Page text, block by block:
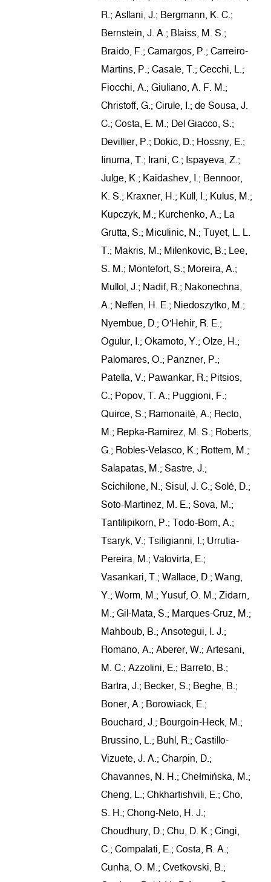
R.; Asllani, J.; Bergmann, K. C.;
Bernstein, J. A.; Blaiss, M. S.;
Braido, F.; Camargos, P.; Carreiro-
Martins, P.; Casale, T.; Cecchi, L.;
Fiocchi, A.; Giuliano, A. F. M.;
Christoff, G.; Cirule, I.; de Sousa, J.
C.; Costa, E. M.; Del Giacco, S.;
Devillier, P.; Dokic, D.; Hossny, E.;
Iinuma, T.; Irani, C.; Ispayeva, Z.;
Julge, K.; Kaidashev, I.; Bennoor,
K. S.; Kraxner, H.; Kull, I.; Kulus, M.;
Kupczyk, M.; Kurchenko, A.; La
Grutta, S.; Miculinic, N.; Tuyet, L. L.
T.; Makris, M.; Milenkovic, B.; Lee,
S. M.; Montefort, S.; Moreira, A.;
Mullol, J.; Nadif, R.; Nakonechna,
A.; Neffen, H. E.; Niedoszytko, M.;
Nyembue, D.; O'Hehir, R. E.;
Ogulur, I.; Okamoto, Y.; Olze, H.;
Palomares, O.; Panzner, P.;
Patella, V.; Pawankar, R.; Pitsios,
C.; Popov, T. A.; Puggioni, F.;
Quirce, S.; Ramonaité, A.; Recto,
M.; Repka-Ramirez, M. S.; Roberts,
G.; Robles-Velasco, K.; Rottem, M.;
Salapatas, M.; Sastre, J.;
Scichilone, N.; Sisul, J. C.; Solé, D.;
Soto-Martinez, M. E.; Sova, M.;
Tantilipikorn, P.; Todo-Bom, A.;
Tsaryk, V.; Tsiligianni, I.; Urrutia-
Pereira, M.; Valovirta, E.;
Vasankari, T.; Wallace, D.; Wang,
Y.; Worm, M.; Yusuf, O. M.; Zidarn,
M.; Gil-Mata, S.; Marques-Cruz, M.;
Mahboub, B.; Ansotegui, I. J.;
Romano, A.; Aberer, W.; Artesani,
M. C.; Azzolini, E.; Barreto, B.;
Bartra, J.; Becker, S.; Beghe, B.;
Boner, A.; Borowiack, E.;
Bouchard, J.; Bourgoin-Heck, M.;
Brussino, L.; Buhl, R.; Castillo-
Vizuete, J. A.; Charpin, D.;
Chavannes, N. H.; Chełmińska, M.;
Cheng, L.; Chkhartishvili, E.; Cho,
S. H.; Chong-Neto, H. J.;
Choudhury, D.; Chu, D. K.; Cingi,
C.; Compalati, E.; Costa, R. A.;
Cunha, O. M.; Cvetkovski, B.;